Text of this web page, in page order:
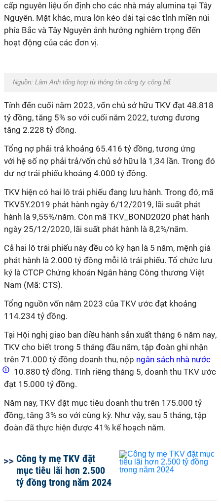
cấp nguyên liệu ổn định cho các nhà máy alumina tại Tây
Nguyên. Mặt khác, mưa lớn kéo dài tại các tỉnh miền núi
phía Bắc và Tây Nguyên ảnh hưởng nghiêm trọng đến
hoạt động của các đơn vị.
Nguồn: Lâm Anh tổng hợp từ thông tin công ty công bố.
Tính đến cuối năm 2023, vốn chủ sở hữu TKV đạt 48.818
tỷ đồng, tăng 5% so với cuối năm 2022, tương đương
tăng 2.228 tỷ đồng.
Tổng nợ phải trả khoảng 65.416 tỷ đồng, tương ứng
với hệ số nợ phải trả/vốn chủ sở hữu là 1,34 lần. Trong đó
dư nợ trái phiếu khoảng 4.000 tỷ đồng.
TKV hiện có hai lô trái phiếu đang lưu hành. Trong đó, mã
TKV5Y.2019 phát hành ngày 6/12/2019, lãi suất phát
hành là 9,55%/năm. Còn mã TKV_BOND2020 phát hành
ngày 25/12/2020, lãi suất phát hành là 8,2%/năm.
Cả hai lô trái phiếu này đều có kỳ hạn là 5 năm, mệnh giá
phát hành là 2.000 tỷ đồng mỗi lô trái phiếu. Tổ chức lưu
ký là CTCP Chứng khoán Ngân hàng Công thương Việt
Nam (Mã: CTS).
Tổng nguồn vốn năm 2023 của TKV ước đạt khoảng
114.234 tỷ đồng.
Tại Hội nghị giao ban điều hành sản xuất tháng 6 năm nay,
TKV cho biết trong 5 tháng đầu năm, tập đoàn ghi nhận
trên 71.000 tỷ đồng doanh thu, nộp ngân sách nhà nước
10.880 tỷ đồng. Tính riêng tháng 5, doanh thu TKV ước
đạt 15.000 tỷ đồng.
Năm nay, TKV đặt mục tiêu doanh thu trên 175.000 tỷ
đồng, tăng 3% so với cùng kỳ. Như vậy, sau 5 tháng, tập
đoàn đã thực hiện được 41% kế hoạch năm.
Công ty mẹ TKV đặt
mục tiêu lãi hơn 2.500
tỷ đồng trong năm 2024